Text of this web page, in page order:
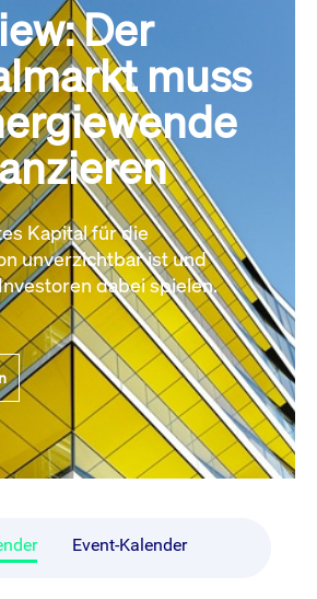
Der
muss
Kapital für die
unverzichtbar ist und
dabei spielen.
Event-Kalender